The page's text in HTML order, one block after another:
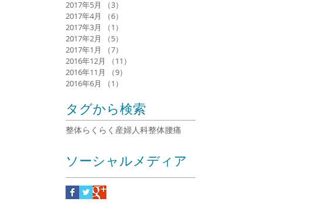
2017年5月
（3）
2017年4月
（6）
2017年3月
（1）
2017年2月
（5）
2017年1月
（7）
2016年12月
（11）
2016年11月
（9）
2016年6月
（1）
タグから検索
整体らくらく 産婦人科整体腰痛
ソーシャルメディア